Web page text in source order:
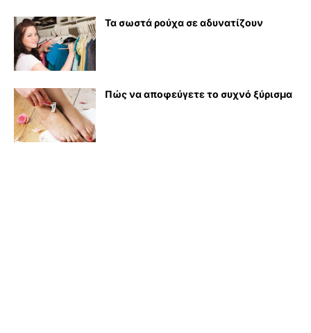
Τα σωστά ρούχα σε αδυνατίζουν
Πώς να αποφεύγετε το συχνό ξύρισμα